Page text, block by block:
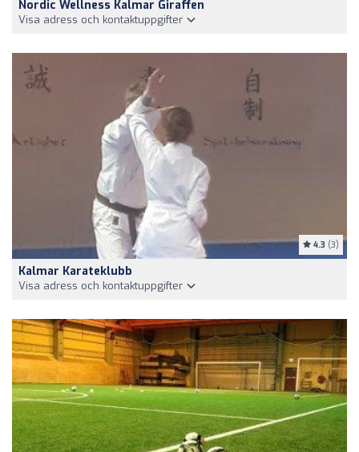
Nordic Wellness Kalmar Giraffen
Visa adress och kontaktuppgifter
4.3 (3)
Kalmar Karateklubb
Visa adress och kontaktuppgifter